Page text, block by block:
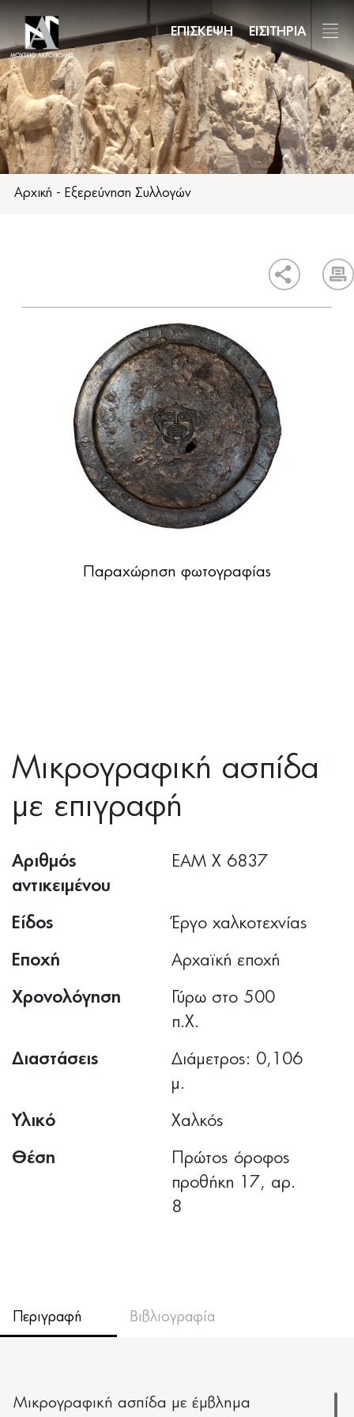
το
κυρίως
περιεχόμενο
ΕΠΙΣΚΕΨΗ ΕΙΣΙΤΗΡΙΑ
Αρχική - Εξερεύνηση Συλλογών
Παραχώρηση φωτογραφίας
Μικρογραφική ασπίδα
με επιγραφή
Αριθμός
αντικειμένου
ΕΑΜ Χ 6837
Είδος Έργο χαλκοτεχνίας
Εποχή Αρχαϊκή εποχή
Χρονολόγηση
Γύρω στο 500
π.Χ.
Διαστάσεις
Διάμετρος: 0,106
μ.
Υλικό Χαλκός
Θέση
Πρώτος όροφος
προθήκη 17, αρ.
8
Περιγραφή Βιβλιογραφία
Μικρογραφική ασπίδα με έμβλημα